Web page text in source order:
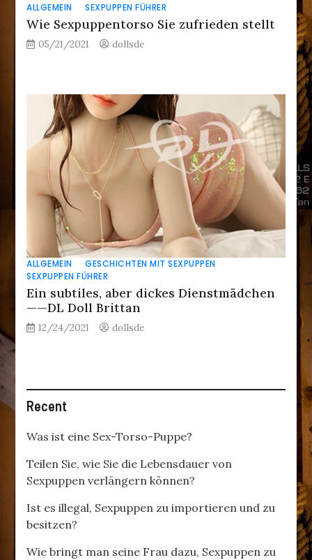
ALLGEMEIN SEXPUPPEN FÜHRER
Wie Sexpuppentorso Sie zufrieden stellt
05/21/2021 dollsde
ALLGEMEIN
GESCHICHTEN MIT SEXPUPPEN
SEXPUPPEN FÜHRER
Ein subtiles, aber dickes Dienstmädchen
——DL Doll Brittan
12/24/2021 dollsde
Recent
Was ist eine Sex-Torso-Puppe?
Teilen Sie, wie Sie die Lebensdauer von
Sexpuppen verlängern können?
Ist es illegal, Sexpuppen zu importieren und zu
besitzen?
Wie bringt man seine Frau dazu, Sexpuppen zu